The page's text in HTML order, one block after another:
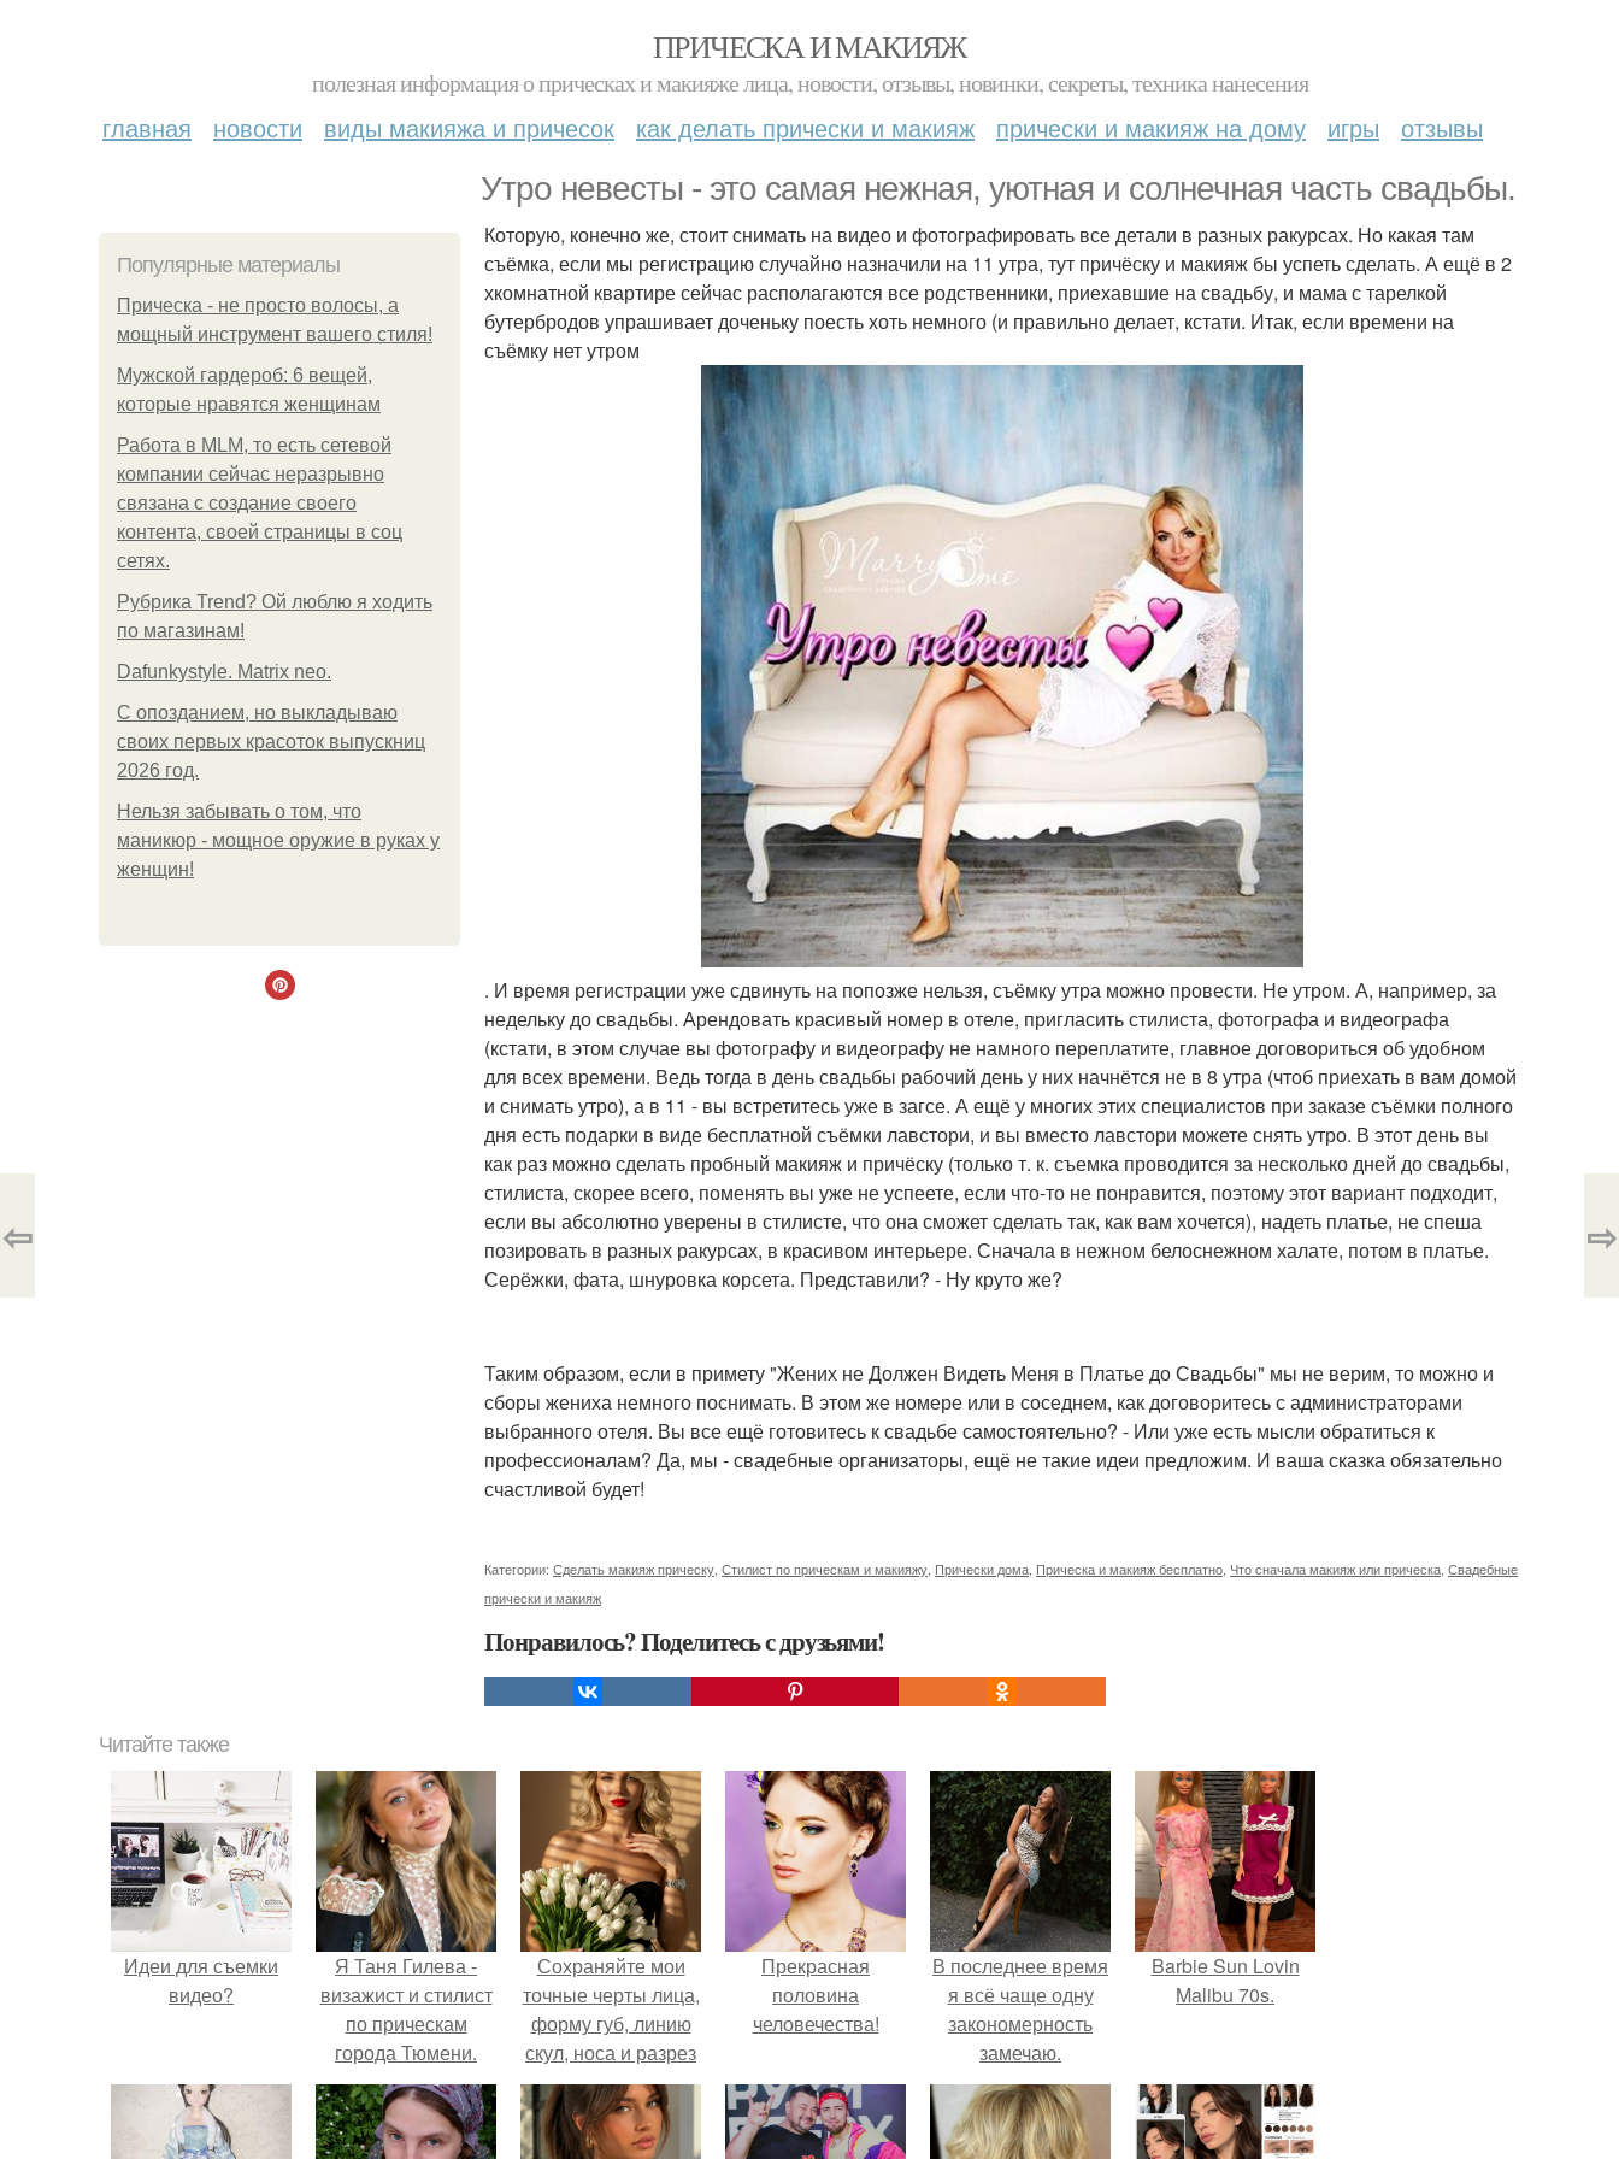
ПРИЧЕСКА И МАКИЯЖ
полезная информация о прическах и макияже лица, новости, отзывы, новинки, секреты, техника нанесения
главная новости виды макияжа и причесок как делать прически и макияж прически и макияж на дому игры отзывы
Утро невесты - это самая нежная, уютная и солнечная часть свадьбы.
Популярные материалы
Прическа - не просто волосы, а
мощный инструмент вашего стиля!
Мужской гардероб: 6 вещей,
которые нравятся женщинам
Работа в MLM, то есть сетевой
компании сейчас неразрывно
связана с создание своего
контента, своей страницы в соц
сетях.
Рубрика Trend? Ой люблю я ходить
по магазинам!
Dafunkystyle. Matrix neo.
С опозданием, но выкладываю
своих первых красоток выпускниц
2026 год.
Нельзя забывать о том, что
маникюр - мощное оружие в руках у
женщин!
Которую, конечно же, стоит снимать на видео и фотографировать все детали в разных ракурсах. Но какая там
съёмка, если мы регистрацию случайно назначили на 11 утра, тут причёску и макияж бы успеть сделать. А ещё в 2
хкомнатной квартире сейчас располагаются все родственники, приехавшие на свадьбу, и мама с тарелкой
бутербродов упрашивает доченьку поесть хоть немного (и правильно делает, кстати. Итак, если времени на
съёмку нет утром
. И время регистрации уже сдвинуть на попозже нельзя, съёмку утра можно провести. Не утром. А, например, за
недельку до свадьбы. Арендовать красивый номер в отеле, пригласить стилиста, фотографа и видеографа
(кстати, в этом случае вы фотографу и видеографу не намного переплатите, главное договориться об удобном
для всех времени. Ведь тогда в день свадьбы рабочий день у них начнётся не в 8 утра (чтоб приехать в вам домой
и снимать утро), а в 11 - вы встретитесь уже в загсе. А ещё у многих этих специалистов при заказе съёмки полного
дня есть подарки в виде бесплатной съёмки лавстори, и вы вместо лавстори можете снять утро. В этот день вы
как раз можно сделать пробный макияж и причёску (только т. к. съемка проводится за несколько дней до свадьбы,
стилиста, скорее всего, поменять вы уже не успеете, если что-то не понравится, поэтому этот вариант подходит,
если вы абсолютно уверены в стилисте, что она сможет сделать так, как вам хочется), надеть платье, не спеша
позировать в разных ракурсах, в красивом интерьере. Сначала в нежном белоснежном халате, потом в платье.
Серёжки, фата, шнуровка корсета. Представили? - Ну круто же?
Таким образом, если в примету "Жених не Должен Видеть Меня в Платье до Свадьбы" мы не верим, то можно и
сборы жениха немного поснимать. В этом же номере или в соседнем, как договоритесь с администраторами
выбранного отеля. Вы все ещё готовитесь к свадьбе самостоятельно? - Или уже есть мысли обратиться к
профессионалам? Да, мы - свадебные организаторы, ещё не такие идеи предложим. И ваша сказка обязательно
счастливой будет!
Категории: Сделать макияж прическу Стилист по прическам и макияжу Прически дома Прическа и макияж бесплатно Что сначала макияж или прическа Свадебные
прически и макияж
Понравилось? Поделитесь с друзьями!
⇦ ⇨
Читайте также
Идеи для съемки
видео?
Я Таня Гилева -
визажист и стилист
по прическам
города Тюмени.
Сохраняйте мои
точные черты лица,
форму губ, линию
скул, носа и разрез
глаз.
Прекрасная
половина
человечества!
В последнее время
я всё чаще одну
закономерность
замечаю.
Barbie Sun Lovin
Malibu 70s.